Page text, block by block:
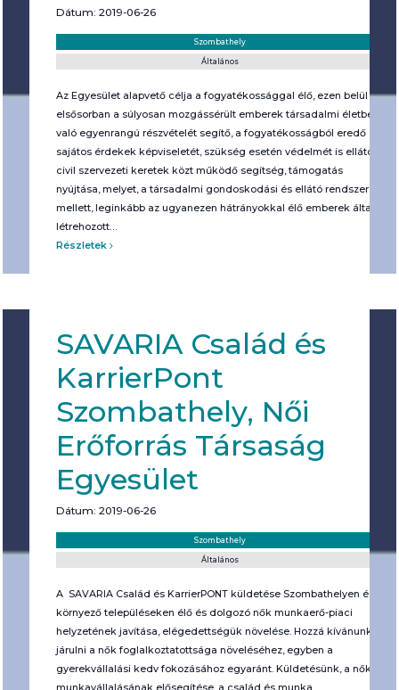
Dátum: 2019-06-26
Szombathely
Általános
Az Egyesület alapvető célja a fogyatékossággal élő, ezen belül
elsősorban a súlyosan mozgássérült emberek társadalmi életben
való egyenrangú részvételét segítő, a fogyatékosságból eredő
sajátos érdekek képvise­letét, szükség esetén védelmét is ellátó,
civil szervezeti ke­re­tek közt működő segítség, támogatás
nyújtása, melyet, a társadalmi gondosko­dási és ellátó rendszer
mellett, leginkább az ugyanezen hátrányokkal élő emberek által
létrehozott…
Részletek
SAVARIA Család és
KarrierPont
Szombathely, Női
Erőforrás Társaság
Egyesület
Dátum: 2019-06-26
Szombathely
Általános
A SAVARIA Család és KarrierPONT küldetése Szombathelyen és
környező településeken élő és dolgozó nők munkaerő-piaci
helyzetének javítása, elégedettségük növelése. Hozzá kívánunk
járulni a nők foglalkoztatottsága növeléséhez, egyben a
gyerekvállalási kedv fokozásához egyaránt. Küldetésünk, a nők